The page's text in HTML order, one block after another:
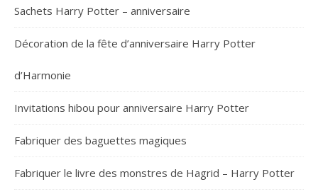
Sachets Harry Potter – anniversaire
Décoration de la fête d’anniversaire Harry Potter
d’Harmonie
Invitations hibou pour anniversaire Harry Potter
Fabriquer des baguettes magiques
Fabriquer le livre des monstres de Hagrid – Harry Potter